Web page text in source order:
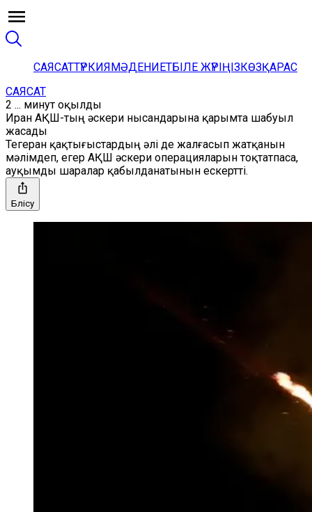
САЯСАТТҮРКИЯМӘДЕНИЕТБІЛЕ ЖҮРІҢІЗКӨЗҚАРАС
САЯСАТ
2 ... минут оқылды
Иран АҚШ-тың әскери нысандарына қарымта шабуыл
жасады
Тегеран қақтығыстардың әлі де жалғасып жатқанын
мәлімдеп, егер АҚШ әскери операцияларын тоқтатпаса,
ауқымды шаралар қабылданатынын ескертті.
Бөлісу